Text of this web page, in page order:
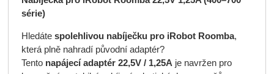
série)
Hledáte spolehlivou nabíječku pro iRobot Roomba,
která plně nahradí původní adaptér?
Tento napájecí adaptér 22,5V / 1,25A je navržen pro